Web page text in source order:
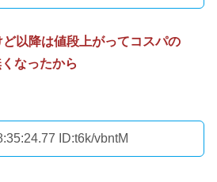
以降は値段上がってコスパの
なったから
ID:t6k/vbntM